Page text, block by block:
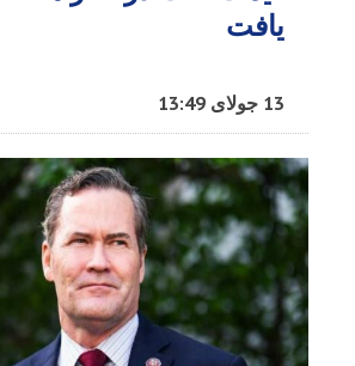
یافت
13 جولای 13:49